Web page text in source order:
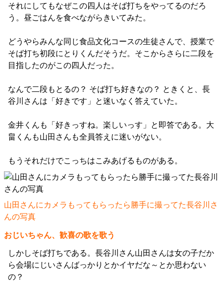
それにしてもなぜこの四人はそば打ちをやってるのだろ
う。昼ごはんを食べながらきいてみた。
どうやらみんな同じ食品文化コースの生徒さんで、授業で
そば打ち初段にとりくんだそうだ。そこからさらに二段を
目指したのがこの四人だった。
なんで二段もとるの？ そば打ち好きなの？ ときくと、長
谷川さんは「好きです」と迷いなく答えていた。
金井くんも「好きっすね。楽しいっす」と即答である。大
畠くんも山田さんも全員答えに迷いがない。
もうそれだけでこっちはこみあげるものがある。
山田さんにカメラもってもらったら勝手に撮ってた長谷川さ
んの写真
おじいちゃん、歓喜の歌を歌う
しかしそば打ちである。長谷川さん山田さんは女の子だか
ら会場にじいさんばっかりとかイヤだな～とか思わない
の？